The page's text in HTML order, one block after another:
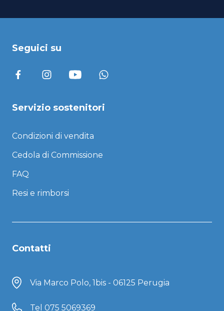
Seguici su
Servizio sostenitori
Condizioni di vendita
Cedola di Commissione
FAQ
Resi e rimborsi
Contatti
Via Marco Polo, 1bis - 06125 Perugia
Tel 075 5069369